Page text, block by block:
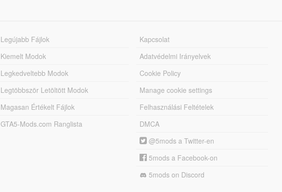
Legújabb Fájlok
Kiemelt Modok
Legkedveltebb Modok
Legtöbbször Letöltött Modok
Magasan Értékelt Fájlok
GTA5-Mods.com Ranglista
Kapcsolat
Adatvédelmi Irányelvek
Cookie Policy
Manage cookie settings
Felhasználási Feltételek
DMCA
@5mods a Twitter-en
5mods a Facebook-on
5mods on Discord